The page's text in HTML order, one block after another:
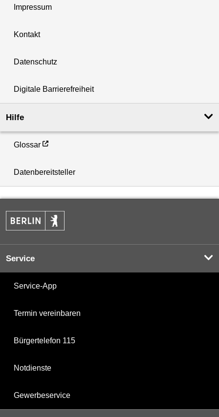
Impressum
Kontakt
Datenschutz
Digitale Barrierefreiheit
Hilfe
Glossar
Datenbereitsteller
Service
Service-App
Termin vereinbaren
Bürgertelefon 115
Notdienste
Gewerbeservice